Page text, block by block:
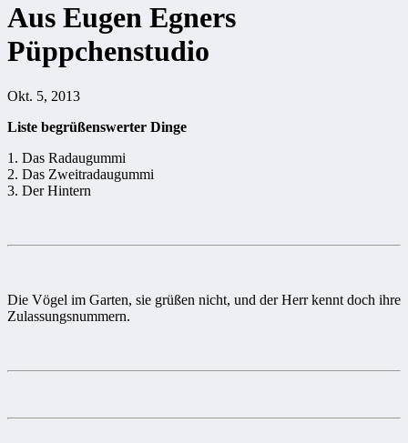
Aus Eugen Egners
Püppchenstudio
Okt. 5, 2013
Liste begrüßenswerter Dinge
1. Das Radaugummi
2. Das Zweitradaugummi
3. Der Hintern
Die Vögel im Garten, sie grüßen nicht, und der Herr kennt doch ihre
Zulassungsnummern.